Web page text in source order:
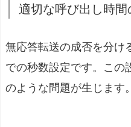
適切な呼び出し時
無応答転送の成否を分け
での秒数設定です。この
のような問題が生じます。